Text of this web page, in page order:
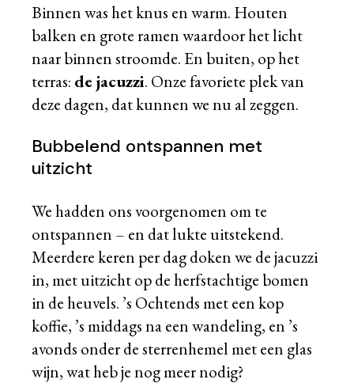
Binnen was het knus en warm. Houten
balken en grote ramen waardoor het licht
naar binnen stroomde. En buiten, op het
terras: de jacuzzi. Onze favoriete plek van
deze dagen, dat kunnen we nu al zeggen.
Bubbelend ontspannen met
uitzicht
We hadden ons voorgenomen om te
ontspannen – en dat lukte uitstekend.
Meerdere keren per dag doken we de jacuzzi
in, met uitzicht op de herfstachtige bomen
in de heuvels. ’s Ochtends met een kop
koffie, ’s middags na een wandeling, en ’s
avonds onder de sterrenhemel met een glas
wijn, wat heb je nog meer nodig?